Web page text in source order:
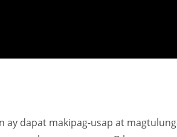
ay dapat makipag-usap at